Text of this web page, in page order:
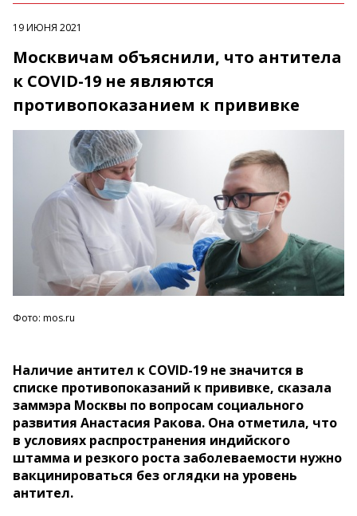
19 ИЮНЯ 2021
Москвичам объяснили, что антитела
к COVID-19 не являются
противопоказанием к прививке
Фото: mos.ru
Наличие антител к COVID-19 не значится в
списке противопоказаний к прививке, сказала
заммэра Москвы по вопросам социального
развития Анастасия Ракова. Она отметила, что
в условиях распространения индийского
штамма и резкого роста заболеваемости нужно
вакцинироваться без оглядки на уровень
антител.